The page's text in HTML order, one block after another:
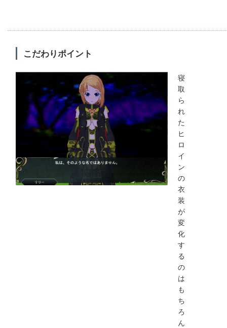
こだわりポイント
寝
取
ら
れ
た
ヒ
ロ
イ
ン
の
衣
装
が
変
化
す
る
の
は
も
ち
ろ
ん